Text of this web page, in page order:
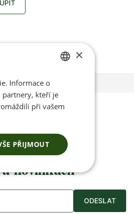
o
novinkách
ODESLAT
ENGLISH
×
Informace o
partnery, kteří je
při vašem
PŘIJMOUT